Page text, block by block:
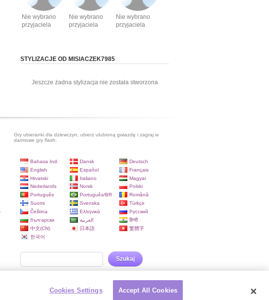
Nie wybrano
przyjaciela
Nie wybrano
przyjaciela
Nie wybrano
przyjaciela
STYLIZACJE OD MISIACZEK7985
Jeszcze żadna stylizacja nie została stworzona
Gry ubieranki dla dziewczyn, ubierz ulubioną gwiazdę i zagraj w
darmowe gry flash.
Bahasa Ind. Dansk
Deutsch
English
Español
Français
Hrvatski
Italiano
Magyar
Nederlands
Norsk
Polski
Português
Português/BR
Română
Suomi
Svenska
Türkçe
Čeština
Ελληνικά
Русский
български
العربية
हिन्दी
中文(CN)
日本語
繁體字
한국어
Szukaj
Cookies Settings Accept All Cookies